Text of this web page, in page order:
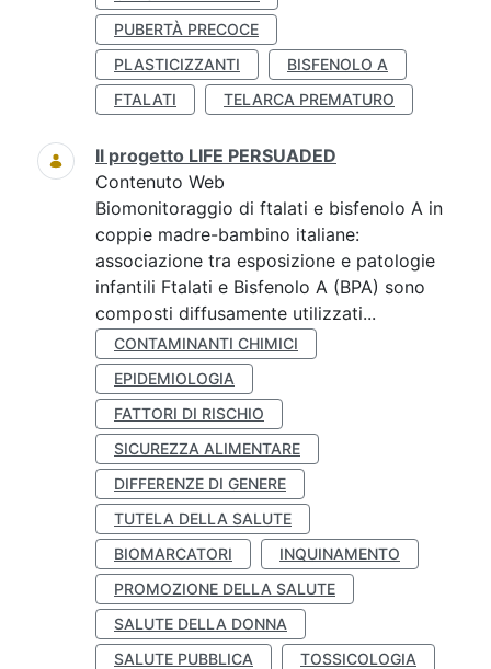
PUBERTÀ PRECOCE
PLASTICIZZANTI
BISFENOLO A
FTALATI
TELARCA PREMATURO
Il progetto LIFE PERSUADED
Contenuto Web
Biomonitoraggio di ftalati e bisfenolo A in
coppie madre-bambino italiane:
associazione tra esposizione e patologie
infantili Ftalati e Bisfenolo A (BPA) sono
composti diffusamente utilizzati...
CONTAMINANTI CHIMICI
EPIDEMIOLOGIA
FATTORI DI RISCHIO
SICUREZZA ALIMENTARE
DIFFERENZE DI GENERE
TUTELA DELLA SALUTE
BIOMARCATORI
INQUINAMENTO
PROMOZIONE DELLA SALUTE
SALUTE DELLA DONNA
SALUTE PUBBLICA
TOSSICOLOGIA